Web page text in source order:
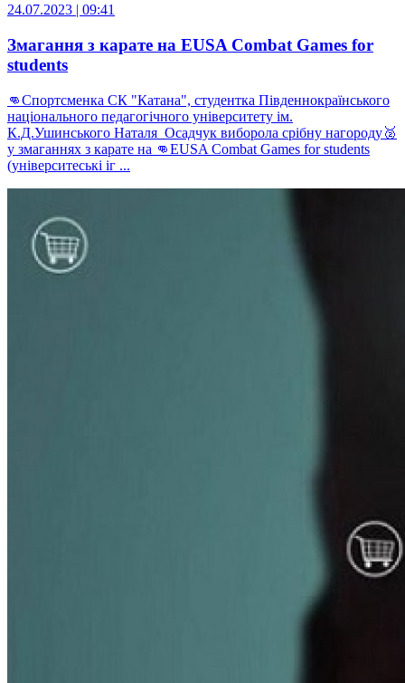
24.07.2023 | 09:41
Змагання з карате на EUSA Combat Games for
students
👊Спортсменка СК "Катана", студентка Південнокраїнського
національного педагогічного університету ім.
К.Д.Ушинського Наталя Осадчук виборола срібну нагороду🥈
у змаганнях з карате на 👊EUSA Combat Games for students
(університеські іг ...